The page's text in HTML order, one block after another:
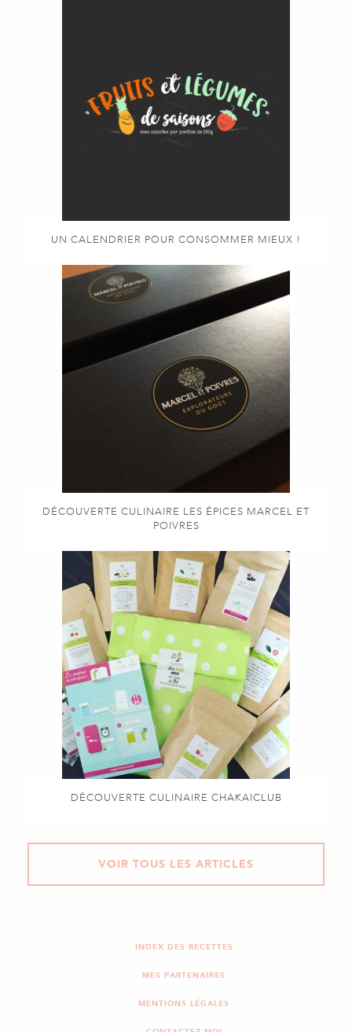
UN CALENDRIER POUR CONSOMMER MIEUX !
DÉCOUVERTE CULINAIRE LES ÉPICES MARCEL ET
POIVRES
DÉCOUVERTE CULINAIRE CHAKAICLUB
VOIR TOUS LES ARTICLES
INDEX DES RECETTES
MES PARTENAIRES
MENTIONS LÉGALES